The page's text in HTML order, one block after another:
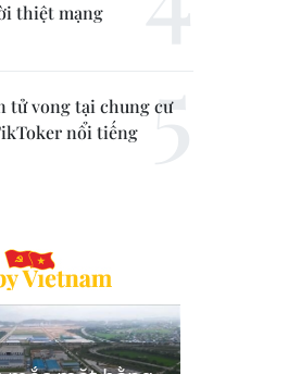
thiệt mạng
tử vong tại chung cư
nổi tiếng